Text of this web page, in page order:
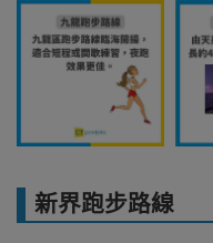
新界跑步路線